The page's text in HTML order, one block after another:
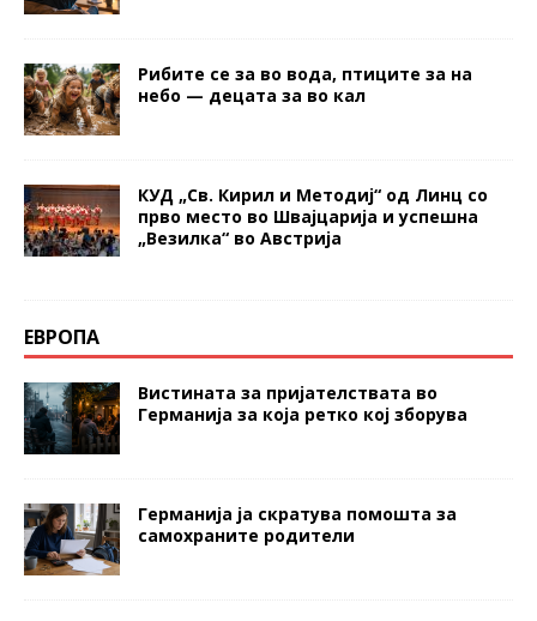
Рибите се за во вода, птиците за на
небо — децата за во кал
КУД „Св. Кирил и Методиј“ од Линц со
прво место во Швајцарија и успешна
„Везилка“ во Австрија
ЕВРОПА
Вистината за пријателствата во
Германија за која ретко кој зборува
Германија ја скратува помошта за
самохраните родители